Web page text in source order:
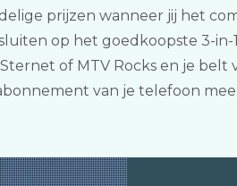
prijzen wanneer jij het
op het goedkoopste 3-
Sternet of MTV Rocks en je
van je telefoon